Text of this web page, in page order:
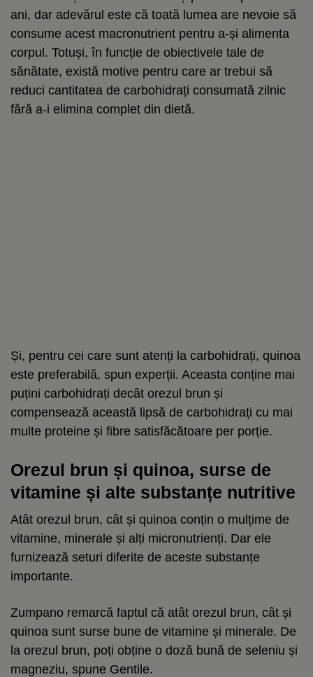
ani, dar adevărul este că toată lumea are nevoie să
consume acest macronutrient pentru a-și alimenta
corpul. Totuși, în funcție de obiectivele tale de
sănătate, există motive pentru care ar trebui să
reduci cantitatea de carbohidrați consumată zilnic
fără a-i elimina complet din dietă.
Și, pentru cei care sunt atenți la carbohidrați, quinoa
este preferabilă, spun experții. Aceasta conține mai
puțini carbohidrați decât orezul brun și
compensează această lipsă de carbohidrați cu mai
multe proteine și fibre satisfăcătoare per porție.
Orezul brun și quinoa, surse de
vitamine și alte substanțe nutritive
Atât orezul brun, cât și quinoa conțin o mulțime de
vitamine, minerale și alți micronutrienți. Dar ele
furnizează seturi diferite de aceste substanțe
importante.
Zumpano remarcă faptul că atât orezul brun, cât și
quinoa sunt surse bune de vitamine și minerale. De
la orezul brun, poți obține o doză bună de seleniu și
magneziu, spune Gentile.